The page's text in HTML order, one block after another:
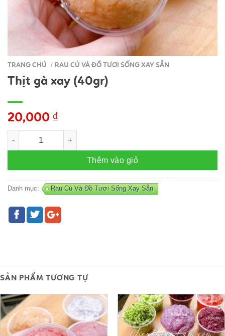
TRANG CHỦ / RAU CỦ VÀ ĐỒ TƯƠI SỐNG XAY SẴN
Thịt gà xay (40gr)
20,000 ₫
Thịt gà xay (40gr) số lượng
Thêm vào giỏ
Danh mục: Rau Củ Và Đồ Tươi Sống Xay Sẵn
SẢN PHẨM TƯƠNG TỰ